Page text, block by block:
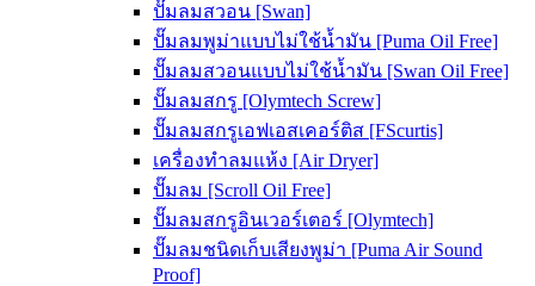
ปั๊มลมสวอน [Swan]
ปั๊มลมพูม่าแบบไม่ใช้น้ำมัน [Puma Oil Free]
ปั๊มลมสวอนแบบไม่ใช้น้ำมัน [Swan Oil Free]
ปั๊มลมสกรู [Olymtech Screw]
ปั๊มลมสกรูเอฟเอสเคอร์ติส [FScurtis]
เครื่องทำลมแห้ง [Air Dryer]
ปั๊มลม [Scroll Oil Free]
ปั๊มลมสกรูอินเวอร์เตอร์ [Olymtech]
ปั๊มลมชนิดเก็บเสียงพูม่า [Puma Air Sound
Proof]